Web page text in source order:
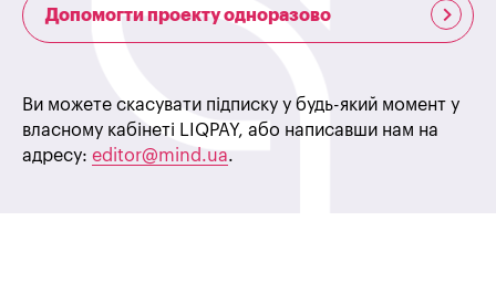
Допомогти проекту одноразово
Ви можете скасувати підписку у будь-який момент у
власному кабінеті LIQPAY, або написавши нам на
адресу: editor@mind.ua.